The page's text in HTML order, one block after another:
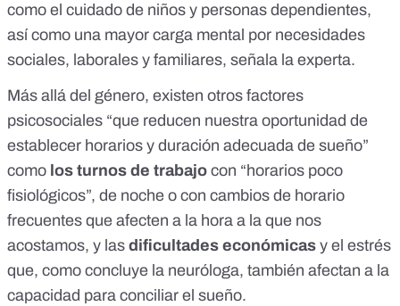
como el cuidado de niños y personas dependientes,
así como una mayor carga mental por necesidades
sociales, laborales y familiares, señala la experta.
Más allá del género, existen otros factores
psicosociales “que reducen nuestra oportunidad de
establecer horarios y duración adecuada de sueño”
como los turnos de trabajo con “horarios poco
fisiológicos”, de noche o con cambios de horario
frecuentes que afecten a la hora a la que nos
acostamos, y las dificultades económicas y el estrés
que, como concluye la neuróloga, también afectan a la
capacidad para conciliar el sueño.